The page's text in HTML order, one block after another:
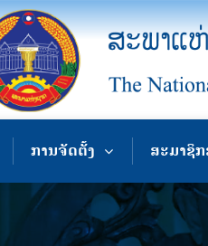
ການຈັດຕັ້ງ ສະມາຊິ